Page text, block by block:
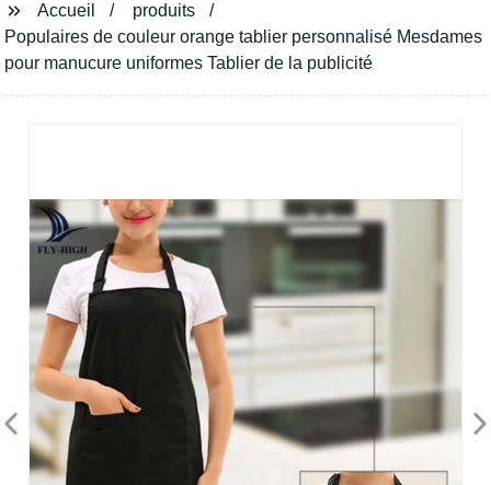
Accueil
produits
Populaires de couleur orange tablier personnalisé Mesdames
pour manucure uniformes Tablier de la publicité